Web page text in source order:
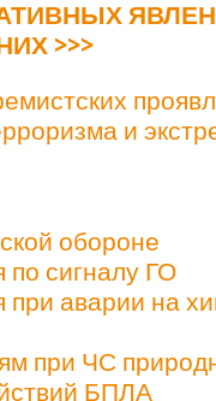
>>>
и
обороне
по сигналу ГО
при аварии на
при ЧС
БПЛА